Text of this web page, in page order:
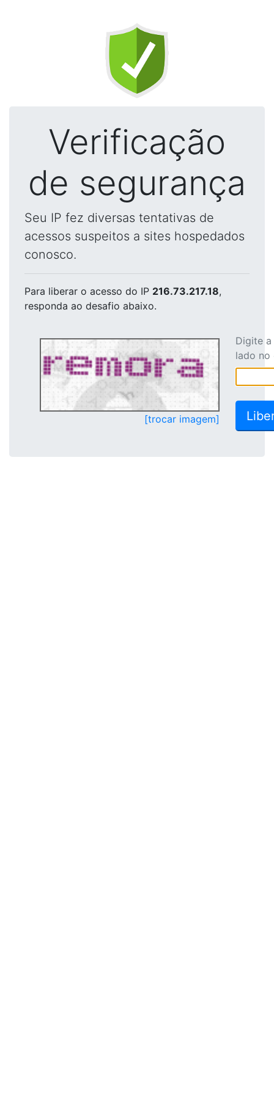
Verificação
de segurança
Seu IP fez diversas tentativas de
acessos suspeitos a sites hospedados
conosco.
Para liberar o acesso do IP 216.73.217.18,
responda ao desafio abaixo.
[trocar imagem]
Digite
lado no